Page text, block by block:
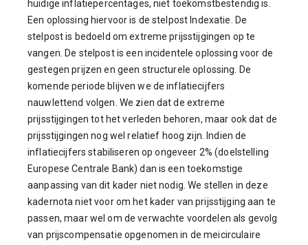
huidige inflatiepercentages, niet toekomstbestendig is.
Een oplossing hiervoor is de stelpost Indexatie. De
stelpost is bedoeld om extreme prijsstijgingen op te
vangen. De stelpost is een incidentele oplossing voor de
gestegen prijzen en geen structurele oplossing. De
komende periode blijven we de inflatiecijfers
nauwlettend volgen. We zien dat de extreme
prijsstijgingen tot het verleden behoren, maar ook dat de
prijsstijgingen nog wel relatief hoog zijn. Indien de
inflatiecijfers stabiliseren op ongeveer 2% (doelstelling
Europese Centrale Bank) dan is een toekomstige
aanpassing van dit kader niet nodig. We stellen in deze
kadernota niet voor om het kader van prijsstijging aan te
passen, maar wel om de verwachte voordelen als gevolg
van prijscompensatie opgenomen in de meicirculaire